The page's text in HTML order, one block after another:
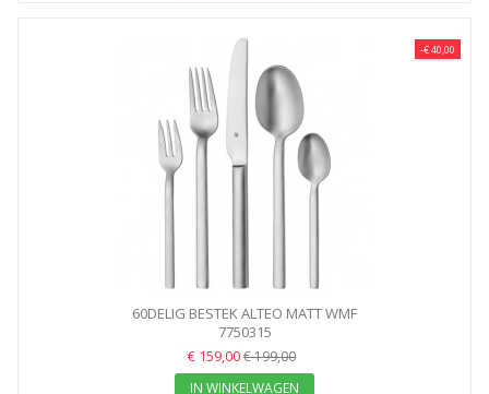
-€ 40,00
60DELIG BESTEK ALTEO MATT WMF
7750315
€ 159,00€ 199,00
IN WINKELWAGEN